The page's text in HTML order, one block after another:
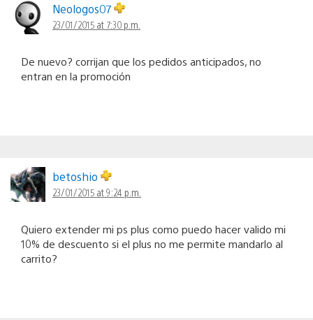
Neologos07
23/01/2015 at 7:30 p.m.
De nuevo? corrijan que los pedidos anticipados, no
entran en la promoción
betoshio
23/01/2015 at 9:24 p.m.
Quiero extender mi ps plus como puedo hacer valido mi
10% de descuento si el plus no me permite mandarlo al
carrito?